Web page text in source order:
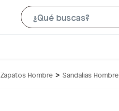
Zapatos Hombre Sandalias Hombre